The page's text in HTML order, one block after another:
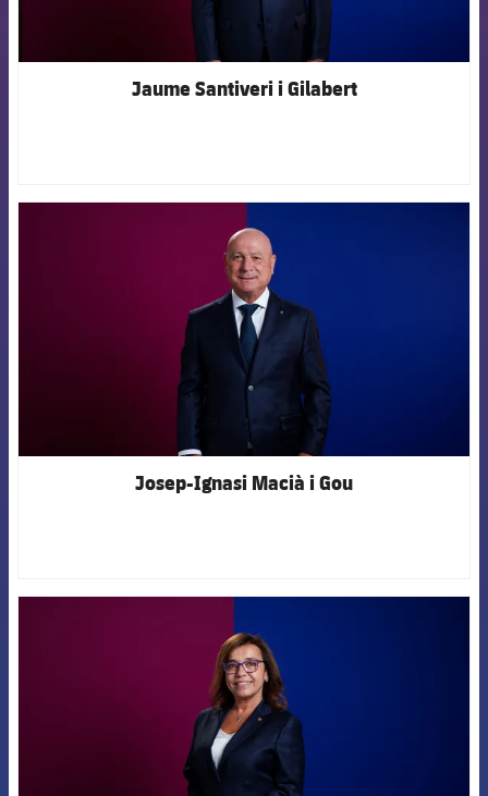
Jaume Santiveri i Gilabert
Josep-Ignasi Macià i Gou